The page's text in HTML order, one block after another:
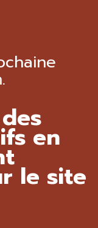
en
le site